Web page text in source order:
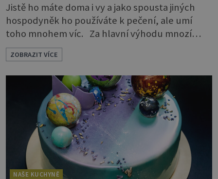
Jistě ho máte doma i vy a jako spousta jiných
hospodyněk ho používáte k pečení, ale umí
toho mnohem víc. Za hlavní výhodu mnozí
považují to, že nemusí vymazávat plech, ať už
pečou moučníky nebo nějaký druh slaného
pečiva. Ale to zdaleka není všechno. Papír se dá
použít na vyložení jakékoliv nádoby, když
nechceme, aby se její obsah přichytil na stěnu a
připálil. Například když pečete v
ZOBRAZIT VÍCE
NAŠE KUCHYNĚ